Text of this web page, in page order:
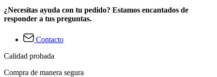
¿Necesitas ayuda con tu pedido? Estamos encantados de
responder a tus preguntas.
Contacto
Calidad probada
Compra de manera segura